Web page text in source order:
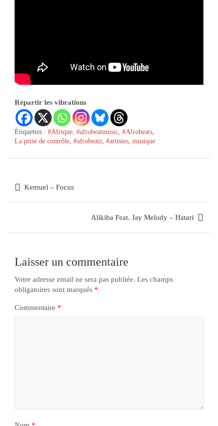
Répartir les vibrations
Étiquettes : #Afrique, #afrobeatmusic, #Afrobeats,
La prise de contrôle, #afrobeatz, #artistes, musique
Kemuel – Focus
Alikiba Feat. Jay Melody – Hatari
Laisser un commentaire
Votre adresse email ne sera pas publiée. Les champs
obligatoires sont marqués *
Commentaire *